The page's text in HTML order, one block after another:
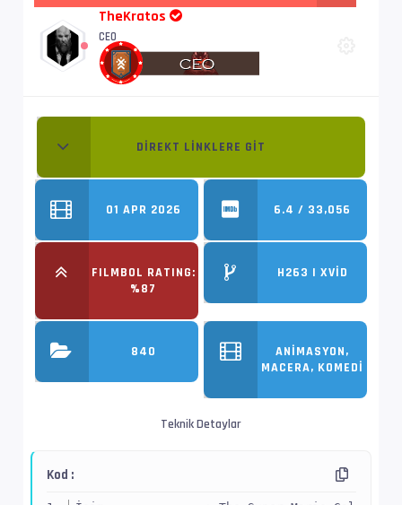
TheKratos
CEO
DIREKT LINKLERE GIT
01 APR 2026 6.4 / 33,056
FILMBOL RATING:
%87
H263 | XVID
840
ANIMASYON,
MACERA, KOMEDI
Teknik Detaylar
Kod :